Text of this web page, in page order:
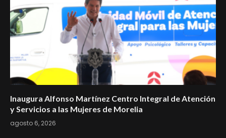
Inaugura Alfonso Martínez Centro Integral de Atención
y Servicios a las Mujeres de Morelia
agosto 6, 2026